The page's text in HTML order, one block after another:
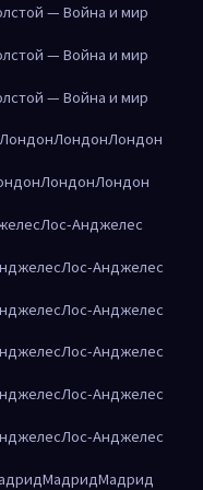
— Война и мир
— Война и мир
— Война и мир
ЛондонЛондонЛондон
ЛондонЛондон
Лос-Анджелес
Лос-Анджелес
Лос-Анджелес
Лос-Анджелес
Лос-Анджелес
Лос-Анджелес
МадридМадрид